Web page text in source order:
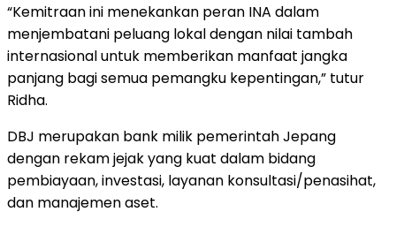
“Kemitraan ini menekankan peran INA dalam
menjembatani peluang lokal dengan nilai tambah
internasional untuk memberikan manfaat jangka
panjang bagi semua pemangku kepentingan,” tutur
Ridha.
DBJ merupakan bank milik pemerintah Jepang
dengan rekam jejak yang kuat dalam bidang
pembiayaan, investasi, layanan konsultasi/penasihat,
dan manajemen aset.